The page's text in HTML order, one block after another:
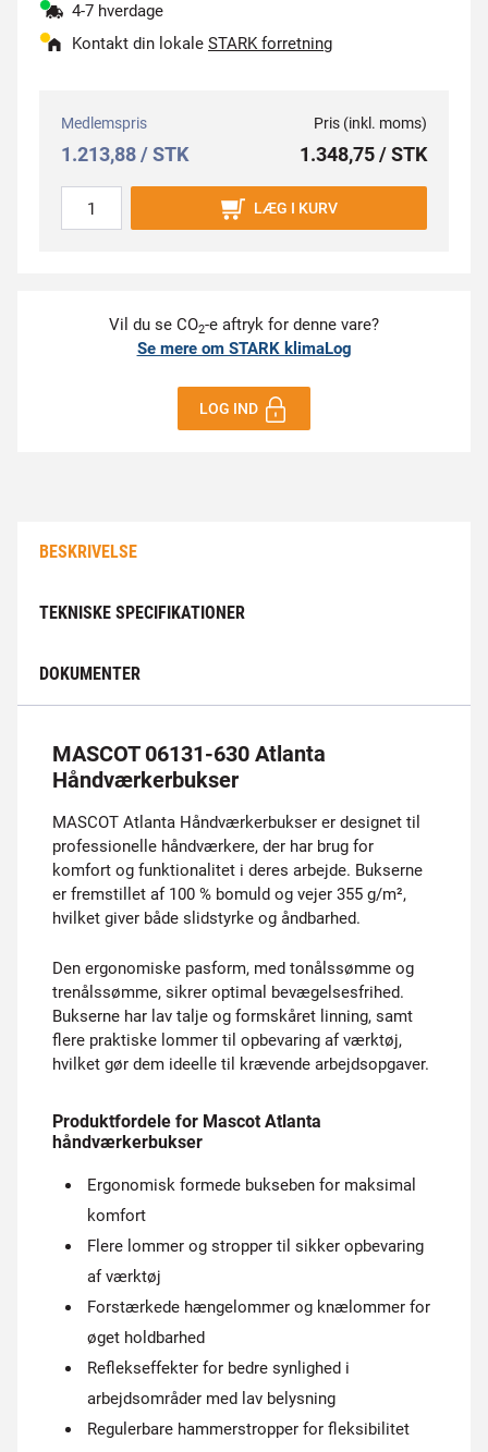
4-7 hverdage
Kontakt din lokale STARK forretning
Medlemspris
1.213,88 / STK
Pris (inkl. moms)
1.348,75 / STK
LÆG I KURV
Vil du se CO2-e aftryk for denne vare?
Se mere om STARK klimaLog
LOG IND
BESKRIVELSE
TEKNISKE SPECIFIKATIONER
DOKUMENTER
MASCOT 06131-630 Atlanta
Håndværkerbukser
MASCOT Atlanta Håndværkerbukser er designet til
professionelle håndværkere, der har brug for
komfort og funktionalitet i deres arbejde. Bukserne
er fremstillet af 100 % bomuld og vejer 355 g/m²,
hvilket giver både slidstyrke og åndbarhed.
Den ergonomiske pasform, med tonålssømme og
trenålssømme, sikrer optimal bevægelsesfrihed.
Bukserne har lav talje og formskåret linning, samt
flere praktiske lommer til opbevaring af værktøj,
hvilket gør dem ideelle til krævende arbejdsopgaver.
Produktfordele for Mascot Atlanta
håndværkerbukser
Ergonomisk formede bukseben for maksimal
komfort
Flere lommer og stropper til sikker opbevaring
af værktøj
Forstærkede hængelommer og knælommer for
øget holdbarhed
Reflekseffekter for bedre synlighed i
arbejdsområder med lav belysning
Regulerbare hammerstropper for fleksibilitet